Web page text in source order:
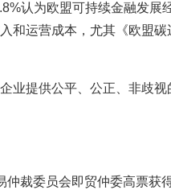
认为欧盟可持续金融发展
和运营成本，尤其《欧盟
业提供公平、公正、非歧视
裁委员会即贸仲委高票获